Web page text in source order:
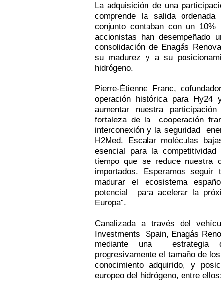
La adquisición de una
comprende la salida
conjunto contaban con un
accionistas han
consolidación de Enagás
su madurez y a su
hidrógeno.
Pierre-Étienne Franc,
operación histórica para
aumentar nuestra
fortaleza de la cooperación
interconexión y la seguridad
H2Med. Escalar moléculas
esencial para la
tiempo que se reduce nuestra
importados. Esperamos
madurar el ecosistema
potencial para acelerar la
Europa”.
Canalizada a través del
Investments Spain, Enagás
mediante una estrategia
progresivamente el tamaño de
conocimiento adquirido, y
europeo del hidrógeno, entre